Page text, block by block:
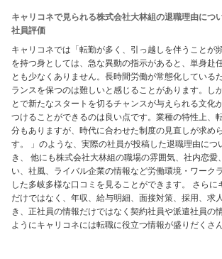
キャリコネで見られる株式会社大林組の退職理由につ
社員評価
キャリコネでは「転勤が多く、引っ越しを伴うことが
を持つ身としては、急な異動の指示があると、単身赴
とも少なくありません。長時間労働が常態化している
ランスを保つのは難しいと感じることがあります。し
とで新たなスタートを切るチャンスが与えられる文化
つけることができるのは良い点です。業種の特性上、
分もありますが、時代に合わせた制度の見直しが求め
す。 」のような、実際の社員が投稿した退職理由につ
き、 他にも株式会社大林組の職場の雰囲気、社内恋愛
い、社風、ライバル企業の情報など労働環境・ワーク
した多岐多様な口コミを見ることができます。 さらに
だけではなく、年収、給与明細、面接対策、採用、求
き、正社員の情報だけではなく契約社員や派遣社員の
ようにキャリコネには転職に役立つ情報が盛りだくさん